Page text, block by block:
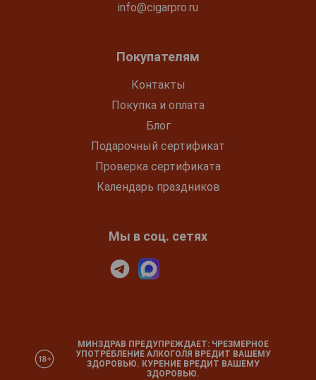
info@cigarpro.ru
Покупателям
Контакты
Покупка и оплата
Блог
Подарочный сертификат
Проверка сертификата
Календарь праздников
Мы в соц. сетях
МИНЗДРАВ ПРЕДУПРЕЖДАЕТ: ЧРЕЗМЕРНОЕ
УПОТРЕБЛЕНИЕ АЛКОГОЛЯ ВРЕДИТ ВАШЕМУ
ЗДОРОВЬЮ. КУРЕНИЕ ВРЕДИТ ВАШЕМУ
ЗДОРОВЬЮ.